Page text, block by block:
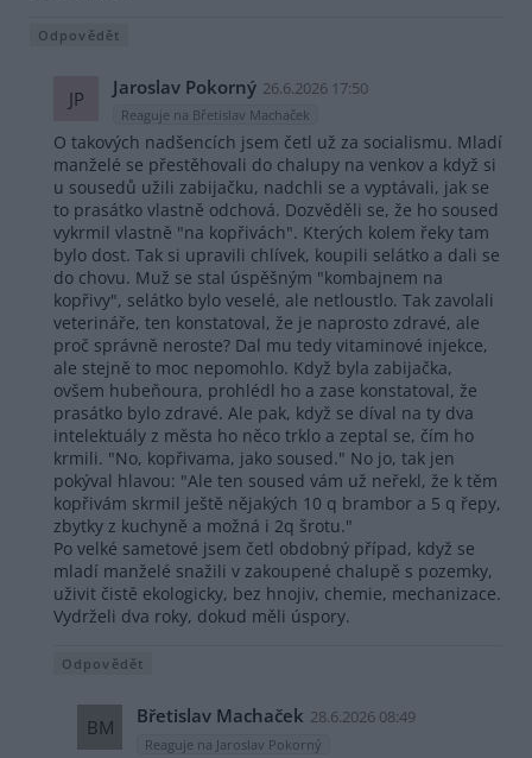
Odpovědět
JP Jaroslav Pokorný 26.6.2026 17:50
Reaguje na Břetislav Machaček
O takových nadšencích jsem četl už za socialismu. Mladí
manželé se přestěhovali do chalupy na venkov a když si
u sousedů užili zabijačku, nadchli se a vyptávali, jak se
to prasátko vlastně odchová. Dozvěděli se, že ho soused
vykrmil vlastně "na kopřivách". Kterých kolem řeky tam
bylo dost. Tak si upravili chlívek, koupili selátko a dali se
do chovu. Muž se stal úspěšným "kombajnem na
kopřivy", selátko bylo veselé, ale netloustlo. Tak zavolali
veterináře, ten konstatoval, že je naprosto zdravé, ale
proč správně neroste? Dal mu tedy vitaminové injekce,
ale stejně to moc nepomohlo. Když byla zabijačka,
ovšem hubeňoura, prohlédl ho a zase konstatoval, že
prasátko bylo zdravé. Ale pak, když se díval na ty dva
intelektuály z města ho něco trklo a zeptal se, čím ho
krmili. "No, kopřivama, jako soused." No jo, tak jen
pokýval hlavou: "Ale ten soused vám už neřekl, že k těm
kopřivám skrmil ještě nějakých 10 q brambor a 5 q řepy,
zbytky z kuchyně a možná i 2q šrotu."
Po velké sametové jsem četl obdobný případ, když se
mladí manželé snažili v zakoupené chalupě s pozemky,
uživit čistě ekologicky, bez hnojiv, chemie, mechanizace.
Vydrželi dva roky, dokud měli úspory.
Odpovědět
BM Břetislav Machaček 28.6.2026 08:49
Reaguje na Jaroslav Pokorný